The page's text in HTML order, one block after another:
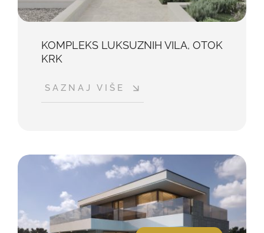
KOMPLEKS LUKSUZNIH VILA, OTOK
KRK
SAZNAJ VIŠE